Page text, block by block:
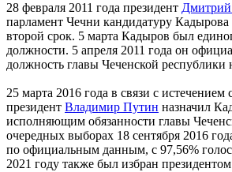
28 февраля 2011 года президент Дмитрий
парламент Чечни кандидатуру Кадырова
второй срок. 5 марта Кадыров был
должности. 5 апреля 2011 года он
должность главы Чеченской республики
25 марта 2016 года в связи с
президент Владимир Путин назначил
исполняющим обязанности главы
очередных выборах 18 сентября 2016
по официальным данным, с 97,56%
2021 году также был избран